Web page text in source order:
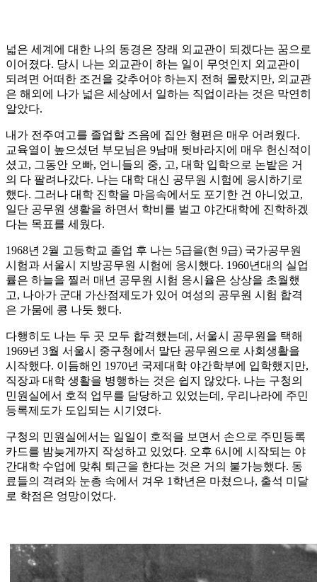
넓은 세계에 대한 나의 동경은 장래 외교관이 되겠다는 꿈으로
이어졌다. 당시 나는 외교관이 하는 일이 무엇인지 외교관이
되려면 어떠한 조건을 갖추어야 하는지 전혀 몰랐지만, 외교관
은 해외에 나가 넓은 세상에서 일하는 직업이라는 것은 막연히
알았다.
내가 전주여고를 졸업할 즈음에 집안 형편은 매우 어려웠다.
교육열이 높으셨던 부모님은 9남매 뒷바라지에 매우 헌신적이
셨고, 그동안 오빠, 언니들의 중, 고, 대학 입학으로 논밭은 거
의 다 팔려나갔다. 나는 대학 대신 공무원 시험에 응시하기로
했다. 그러나 대학 진학을 마음속에서도 포기한 건 아니었고,
일단 공무원 생활을 하면서 학비를 벌고 야간대학에 진학하겠
다는 목표를 세웠다.
1968년 2월 고등학교 졸업 후 나는 5급을(현 9급) 국가공무원
시험과 서울시 지방공무원 시험에 응시했다. 1960년대의 실업
률은 하늘을 찔러 매년 공무원 시험 응시율은 상상을 초월했
고, 나아가 군대 가산점제도가 있어 여성의 공무원 시험 합격
은 가뭄에 콩 나듯 했다.
다행히도 나는 두 곳 모두 합격했는데, 서울시 공무원을 택해
1969년 3월 서울시 중구청에서 말단 공무원으로 사회생활을
시작했다. 이듬해인 1970년 국제대학 야간학부에 입학했지만,
직장과 대학 생활을 병행하는 것은 쉽지 않았다. 나는 구청의
민원실에서 호적 업무를 담당하고 있었는데, 우리나라에 주민
등록제도가 도입되는 시기였다.
구청의 민원실에서는 일일이 호적을 보면서 손으로 주민등록
카드를 밤늦게까지 작성하고 있었다. 오후 6시에 시작되는 야
간대학 수업에 맞춰 퇴근을 한다는 것은 거의 불가능했다. 동
료들의 격려와 눈총 속에서 겨우 1학년은 마쳤으나, 출석 미달
로 학점은 엉망이었다.